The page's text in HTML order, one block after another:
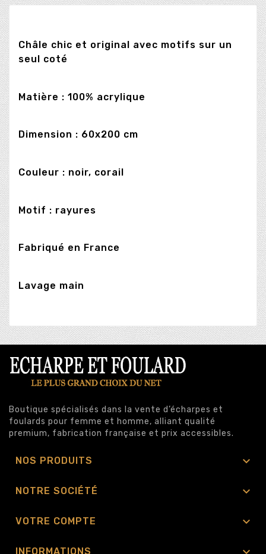
Châle chic et original avec motifs sur un
seul coté
Matière : 100% acrylique
Dimension : 60x200 cm
Couleur : noir, corail
Motif : rayures
Fabriqué en France
Lavage main
Boutique spécialisés dans la vente d’écharpes et
foulards pour femme et homme, alliant qualité
premium, fabrication française et prix accessibles.
NOS PRODUITS 
NOTRE SOCIÉTÉ 
VOTRE COMPTE 
INFORMATIONS